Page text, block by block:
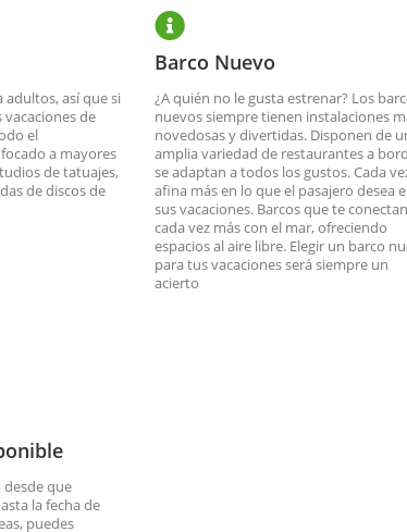
adultos, así que si
de
el
a mayores
de tatuajes,
de discos de
Barco Nuevo
¿A quién no le gusta estrenar? Los
nuevos siempre tienen instalaciones
novedosas y divertidas. Disponen de
amplia variedad de restaurantes a
se adaptan a todos los gustos. Cada
afina más en lo que el pasajero desea
sus vacaciones. Barcos que te conectan
cada vez más con el mar, ofreciendo
espacios al aire libre. Elegir un barco
para tus vacaciones será siempre un
acierto
desde que
la fecha de
puedes